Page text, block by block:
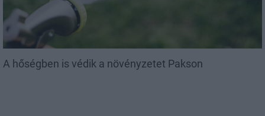
A hőségben is védik a növényzetet Pakson